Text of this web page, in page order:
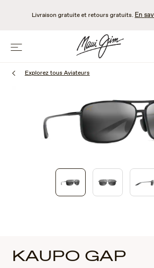
Livraison gratuite et retours gratuits. En
Menu
Explorez tous Aviateurs
KAUPO GAP